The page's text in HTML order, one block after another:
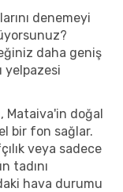
denemeyi
daha geniş
yelpazesi
Mataiva'in doğal
bir fon sağlar.
veya sadece
tadını
hava durumu